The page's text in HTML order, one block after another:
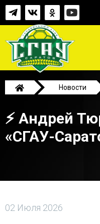
Новости
⚡ Андрей
«СГАУ-
02 Июля 2026